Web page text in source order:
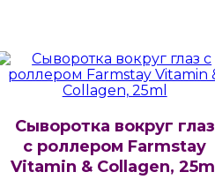
Сыворотка вокруг глаз
с роллером Farmstay
Vitamin & Collagen, 25ml